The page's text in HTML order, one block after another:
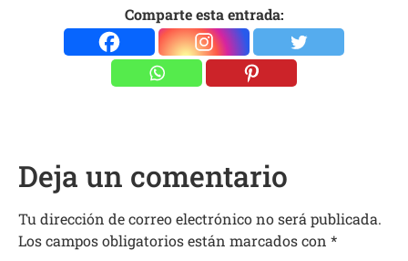
Comparte esta entrada:
Deja un comentario
Tu dirección de correo electrónico no será publicada.
Los campos obligatorios están marcados con *